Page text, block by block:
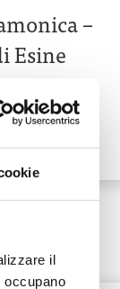
il
occupano
–
Esine